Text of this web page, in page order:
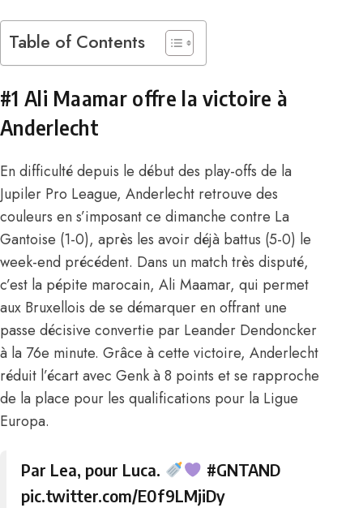
Table of Contents
#1 Ali Maamar offre la victoire à
Anderlecht
En difficulté depuis le début des play-offs de la
Jupiler Pro League, Anderlecht retrouve des
couleurs en s’imposant ce dimanche contre La
Gantoise (1-0), après les avoir déjà battus (5-0) le
week-end précédent. Dans un match très disputé,
c’est la pépite marocain, Ali Maamar, qui permet
aux Bruxellois de se démarquer en offrant une
passe décisive convertie par Leander Dendoncker
à la 76e minute. Grâce à cette victoire, Anderlecht
réduit l’écart avec Genk à 8 points et se rapproche
de la place pour les qualifications pour la Ligue
Europa.
Par Lea, pour Luca.
#GNTAND
pic.twitter.com/E0f9LMjiDy